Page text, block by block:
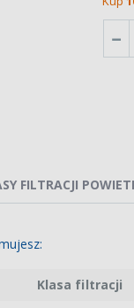
FILTRACJI
Klasa filtracji